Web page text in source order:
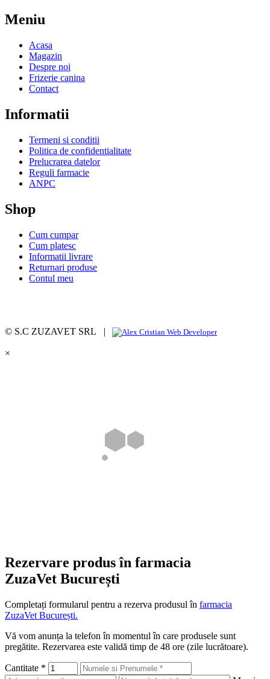
Meniu
Acasa
Magazin
Despre noi
Frizerie canina
Contact
Informatii
Termeni si conditii
Politica de confidentialitate
Prelucrarea datelor
Reguli farmacie
ANPC
Shop
Cum cumpar
Cum platesc
Informatii livrare
Returnari produse
Contul meu
© S.C ZUZAVET SRL |
×
Rezervare produs în farmacia
ZuzaVet București
Completați formularul pentru a rezerva produsul în farmacia
ZuzaVet București.
Vă vom anunța la telefon în momentul în care produsele sunt
pregătite. Rezervarea este validă timp de 48 ore (zile lucrătoare).
Cantitate *